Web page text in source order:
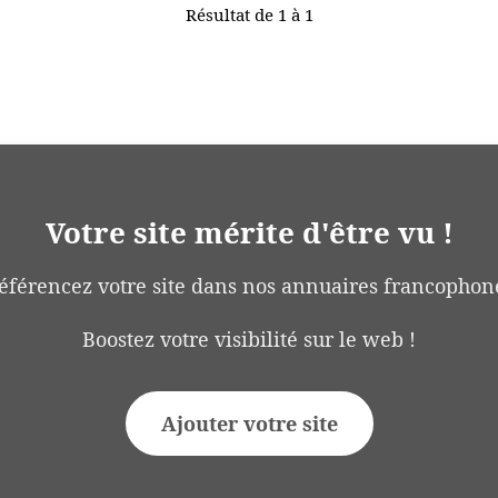
Résultat de 1 à 1
Votre site mérite d'être vu !
votre site dans nos annuaires
Boostez votre visibilité sur le web !
Ajouter votre site